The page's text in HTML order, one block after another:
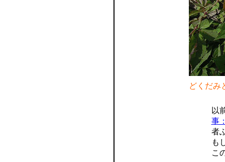
どくだみ
以
事
者
も
こ